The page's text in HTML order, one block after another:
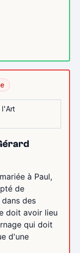
l'Art
à Paul,
de
des
doit avoir lieu
qui doit
d'une